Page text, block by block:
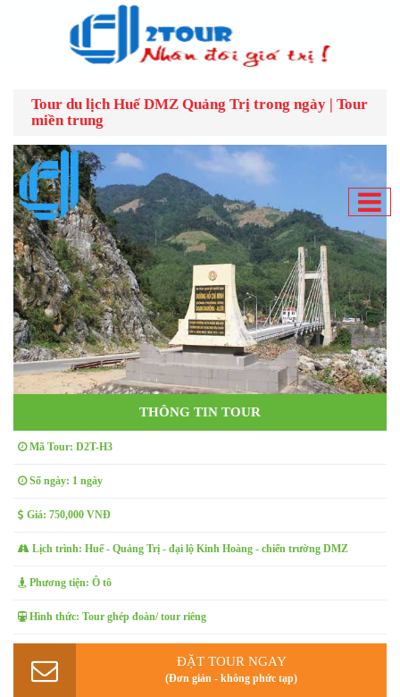
Tour du lịch Huế DMZ Quảng Trị trong ngày | Tour
miền trung
THÔNG TIN TOUR
Mã Tour: D2T-H3
Số ngày: 1 ngày
Giá: 750,000 VNĐ
Lịch trình: Huế - Quảng Trị - đại lộ Kinh Hoàng - chiến trường DMZ
Phương tiện: Ô tô
Hình thức: Tour ghép đoàn/ tour riêng
ĐẶT TOUR NGAY
(Đơn giản - không phức tạp)